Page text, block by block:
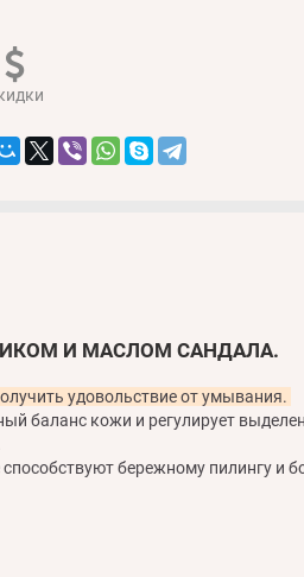
И МАСЛОМ САНДАЛА.
удовольствие от умывания.
баланс кожи и регулирует
бережному пилингу и